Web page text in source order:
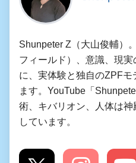
Shunpeter Z（大山俊輔）
フィールド）、意識、現
に、実体験と独自のZPF
ます。YouTube「
術、キバリオン、人体は
しています。